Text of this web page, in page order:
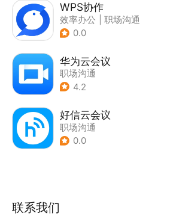
WPS协作
效率办公
职场沟通
0.0
华为云会议
职场沟通
4.2
好信云会议
职场沟通
0.0
联系我们